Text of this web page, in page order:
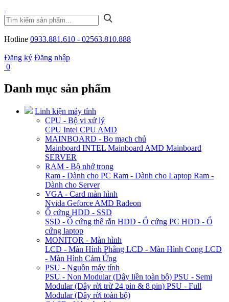
Hotline 0933.881.610 - 02563.810.888
Đăng ký Đăng nhập
0
Danh mục sản phẩm
Linh kiện máy tính
CPU - Bộ vi xử lý
CPU Intel CPU AMD
MAINBOARD - Bo mạch chủ
Mainboard INTEL Mainboard AMD Mainboard
SERVER
RAM - Bộ nhớ trong
Ram - Dành cho PC Ram - Dành cho Laptop Ram -
Dành cho Server
VGA - Card màn hình
Nvida Geforce AMD Radeon
Ổ cứng HDD - SSD
SSD - Ổ cứng thể rắn HDD - Ổ cứng PC HDD - Ổ
cứng laptop
MONITOR - Màn hình
LCD - Màn Hình Phẳng LCD - Màn Hình Cong LCD
- Màn Hình Cảm Ứng
PSU - Nguồn máy tính
PSU - Non Modular (Dây liền toàn bộ) PSU - Semi
Modular (Dây rời trừ 24 pin & 8 pin) PSU - Full
Modular (Dây rời toàn bộ)